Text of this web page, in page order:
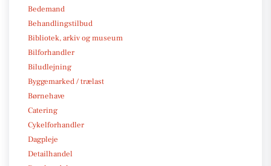
Bedemand
Behandlingstilbud
Bibliotek, arkiv og museum
Bilforhandler
Biludlejning
Byggemarked / trælast
Børnehave
Catering
Cykelforhandler
Dagpleje
Detailhandel